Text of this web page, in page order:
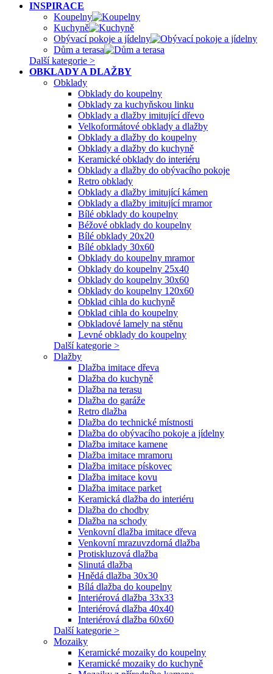
INSPIRACE
Koupelny
Kuchyně
Obývací pokoje a jídelny
Dům a terasa
Další kategorie >
OBKLADY A DLAŽBY
Obklady
Obklady do koupelny
Obklady za kuchyňskou linku
Obklady a dlažby imitující dřevo
Velkoformátové obklady a dlažby
Obklady a dlažby do koupelny
Obklady a dlažby do kuchyně
Keramické obklady do interiéru
Obklady a dlažby do obývacího pokoje
Retro obklady
Obklady a dlažby imitující kámen
Obklady a dlažby imitující mramor
Bílé obklady do koupelny
Béžové obklady do koupelny
Bílé obklady 20x20
Bílé obklady 30x60
Obklady do koupelny mramor
Obklady do koupelny 25x40
Obklady do koupelny 30x60
Obklady do koupelny 120x60
Obklad cihla do kuchyně
Obklad cihla do koupelny
Obkladové lamely na stěnu
Levné obklady do koupelny
Další kategorie >
Dlažby
Dlažba imitace dřeva
Dlažba do kuchyně
Dlažba na terasu
Dlažba do garáže
Retro dlažba
Dlažba do technické místnosti
Dlažba do obývacího pokoje a jídelny
Dlažba imitace kamene
Dlažba imitace mramoru
Dlažba imitace pískovec
Dlažba imitace kovu
Dlažba imitace parket
Keramická dlažba do interiéru
Dlažba do chodby
Dlažba na schody
Venkovní dlažba imitace dřeva
Venkovní mrazuvzdorná dlažba
Protiskluzová dlažba
Slinutá dlažba
Hnědá dlažba 30x30
Bílá dlažba do koupelny
Interiérová dlažba 33x33
Interiérová dlažba 40x40
Interiérová dlažba 60x60
Další kategorie >
Mozaiky
Keramické mozaiky do koupelny
Keramické mozaiky do kuchyně